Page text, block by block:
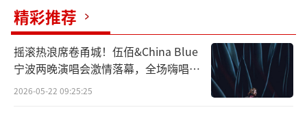
了节目的包容性与前瞻性。《翻滚吧！音
浪！》作为一个新兴音综IP，致力于探索新的
模式和展现新的内容，不仅取得了显著的效
果，未来也将继续持续下去，成为被大家喜爱
精彩推荐
摇滚热浪席卷甬城！伍佰&China Blue
宁波两晚演唱会激情落幕，全场嗨唱氛
围炸裂
2026-05-22 09:25:25